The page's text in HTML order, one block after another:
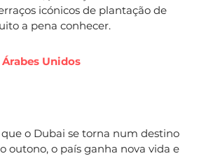
icónicos de plantação de
a pena conhecer.
Unidos
que o Dubai se torna num destino
outono, o país ganha nova vida e